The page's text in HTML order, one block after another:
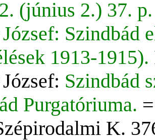
(június 2.) 37. p.
Szindbád
1913-
Szindbád
Purgatóriuma.
K.